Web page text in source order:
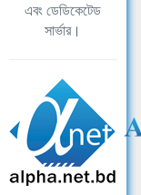
এবং ডেডিকেটেড
সার্ভার।